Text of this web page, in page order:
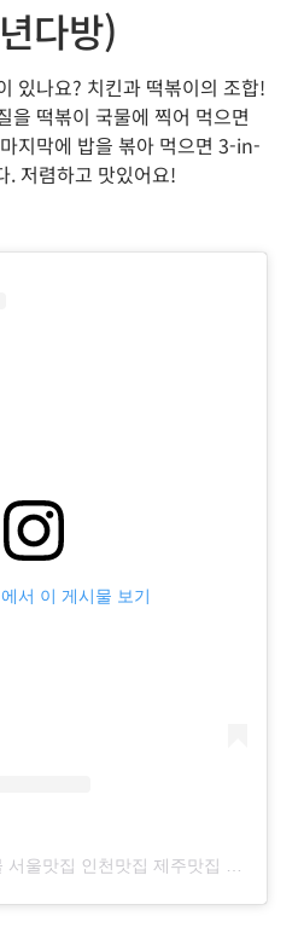
다방)
있나요? 치킨과 떡볶이의 조합!
을 떡볶이 국물에 찍어 먹으면
지막에 밥을 볶아 먹으면 3-in-
. 저렴하고 맛있어요!
서 이 게시물 보기